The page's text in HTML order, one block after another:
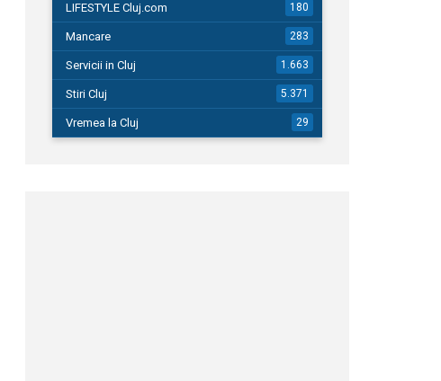
LIFESTYLE Cluj.com 180
Mancare 283
Servicii in Cluj 1.663
Stiri Cluj 5.371
Vremea la Cluj 29